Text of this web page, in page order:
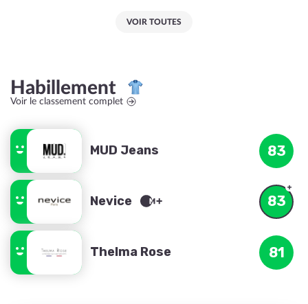
VOIR TOUTES
Habillement
Voir le classement complet
MUD Jeans 83
Nevice 83
Thelma Rose 81